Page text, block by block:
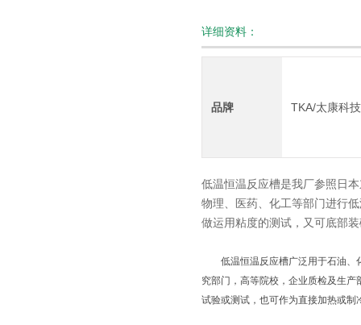
详细资料：
品牌 TKA/太康科技
低温恒温反应槽是我厂参照日
物理、医药、化工等部门进行
做运用粘度的测试，又可底部
低温恒温反应槽广泛用于石油、化
究部门，高等院校，企业质检及生
试验或测试，也可作为直接加热或